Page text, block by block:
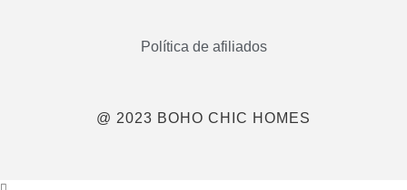
Política de afiliados
@ 2023 BOHO CHIC HOMES